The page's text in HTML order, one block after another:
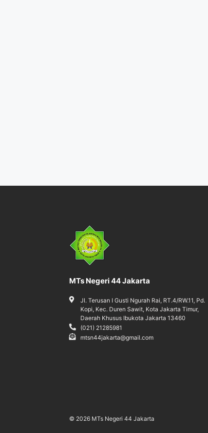
MTs Negeri 44 Jakarta
Jl. Terusan I Gusti Ngurah Rai, RT.4/RW.11, Pd.
Kopi, Kec. Duren Sawit, Kota Jakarta Timur,
Daerah Khusus Ibukota Jakarta 13460
(021) 21285981
mtsn44jakarta@gmail.com
© 2026 MTs Negeri 44 Jakarta